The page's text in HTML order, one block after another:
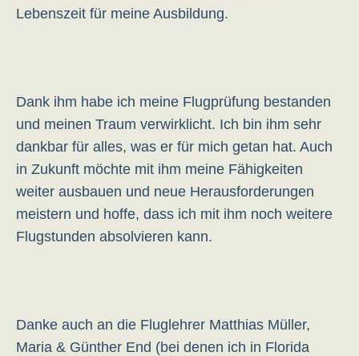
Lebenszeit für meine Ausbildung.
Dank ihm habe ich meine Flugprüfung bestanden
und meinen Traum verwirklicht. Ich bin ihm sehr
dankbar für alles, was er für mich getan hat. Auch
in Zukunft möchte mit ihm meine Fähigkeiten
weiter ausbauen und neue Herausforderungen
meistern und hoffe, dass ich mit ihm noch weitere
Flugstunden absolvieren kann.
Danke auch an die Fluglehrer Matthias Müller,
Maria & Günther End (bei denen ich in Florida